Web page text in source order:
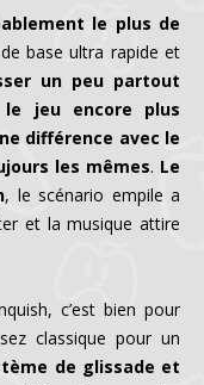
le plus de
base ultra rapide et
un peu partout
le jeu encore plus
différence avec le
les mêmes. Le
, le scénario empile a
et la musique attire
c’est bien pour
classique pour un
de glissade et